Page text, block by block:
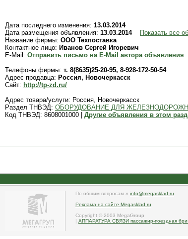
Дата последнего изменения: 13.03.2014
Дата размещения объявления: 13.03.2014
Показать все
Название фирмы: ООО Техпоставка
Контактное лицо: Иванов Сергей Игоревич
E-Mail: Отправить письмо на E-Mail автора объявления
Телефоны фирмы: т. 8(8635)25-20-95, 8-928-172-50-54
Адрес продавца: Россия, Новочеркасск
Сайт: http://tp-zd.ru/
Адрес товара/услуги: Россия, Новочеркасск
Раздел ТНВЭД: ОБОРУДОВАНИЕ ДЛЯ
Код ТНВЭД: 8608001000 | Другие объявления в этом
По общим вопросам » info@megasklad.ru
Реклама на сайте Megasklad.ru
Copyright © 2003 MegaGroup
| АППАРАТУРА СВЯЗИ пассажир-поездная